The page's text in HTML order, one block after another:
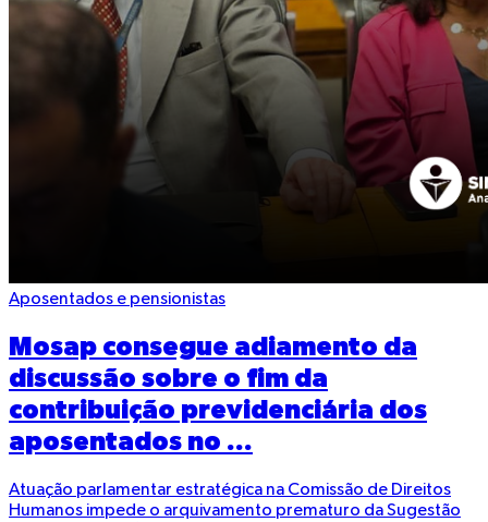
Aposentados e pensionistas
Mosap consegue adiamento da
discussão sobre o fim da
contribuição previdenciária dos
aposentados no ...
Atuação parlamentar estratégica na Comissão de Direitos
Humanos impede o arquivamento prematuro da Sugestão